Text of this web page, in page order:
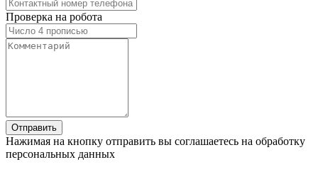
Проверка на робота
Нажимая на кнопку отправить вы соглашаетесь на обработку
персональных данных